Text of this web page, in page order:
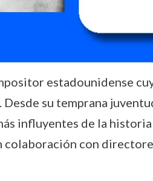
estadounidense
su temprana
influyentes de la
colaboración con